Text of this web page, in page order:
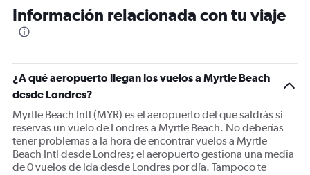
categories.
The
Y
axis
displaying
values.
Range:
0
to
Información relacionada con tu viaje
¿A qué aeropuerto llegan los vuelos a Myrtle Beach
desde Londres?
Myrtle Beach Intl (MYR) es el aeropuerto del que saldrás si
reservas un vuelo de Londres a Myrtle Beach. No deberías
tener problemas a la hora de encontrar vuelos a Myrtle
Beach Intl desde Londres; el aeropuerto gestiona una media
de 0 vuelos de ida desde Londres por día. Tampoco te